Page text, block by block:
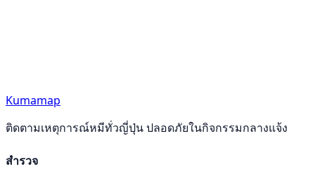
Kumamap
ติดตามเหตุการณ์หมีทั่วญี่ปุ่น ปลอดภัยในกิจกรรมกลางแจ้ง
สำรวจ